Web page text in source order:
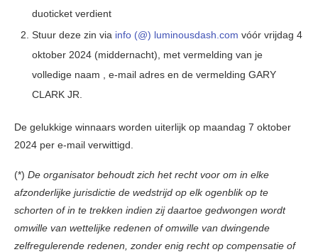
duoticket verdient
Stuur deze zin via info (@) luminousdash.com vóór vrijdag 4
oktober 2024 (middernacht), met vermelding van je
volledige naam , e-mail adres en de vermelding GARY
CLARK JR.
De gelukkige winnaars worden uiterlijk op maandag 7 oktober
2024 per e-mail verwittigd.
(*) De organisator behoudt zich het recht voor om in elke
afzonderlijke jurisdictie de wedstrijd op elk ogenblik op te
schorten of in te trekken indien zij daartoe gedwongen wordt
omwille van wettelijke redenen of omwille van dwingende
zelfregulerende redenen, zonder enig recht op compensatie of